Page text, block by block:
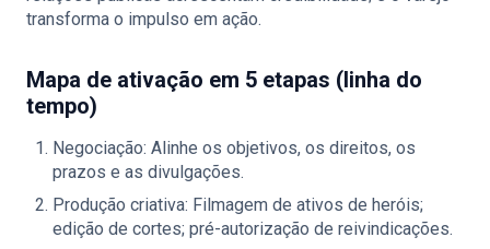
transforma o impulso em ação.
Mapa de ativação em 5 etapas (linha do
tempo)
Negociação: Alinhe os objetivos, os direitos, os
prazos e as divulgações.
Produção criativa: Filmagem de ativos de heróis;
edição de cortes; pré-autorização de reivindicações.